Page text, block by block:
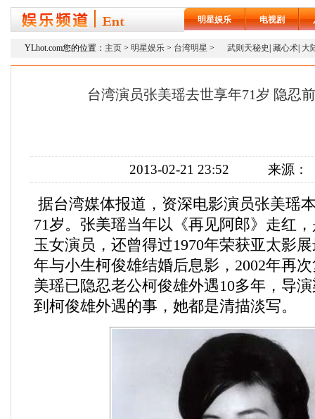
明星娱乐 电视剧
YLhot.com您的位置： 主页 > 明星娱乐 > 台湾明星 > 武则天秘史 藏心术 大
台湾演员张美瑶去世享年71岁 隐忍
2013-02-21 23:52 来源：
据台湾媒体报道，资深电影演员张美瑶
71岁。张美瑶当年以《再见阿郎》走红
玉女演员，还曾得过1970年荣获亚太影
年与小生柯俊雄结婚后息影，2002年再
美瑶已隐忍老公柯俊雄外遇10多年，导
到柯俊雄外遇的事，她都是清描淡写。